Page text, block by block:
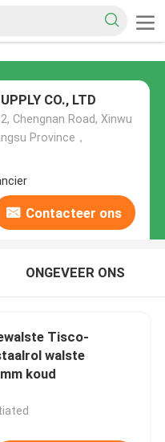
CO., LTD
Chengnan Road, Xinwu
Province，
Contacteer ons
ONGEVEER ONS
Tisco-
walste
koud